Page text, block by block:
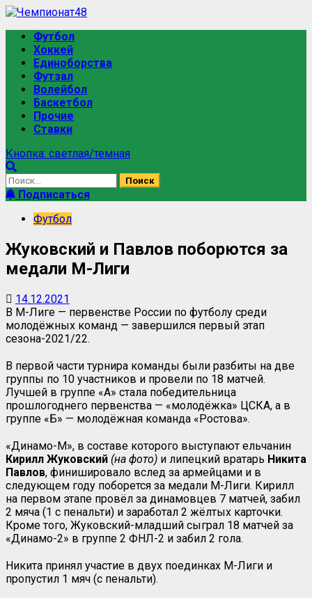
Футбол
Хоккей
Единоборства
Футзал
Волейбол
Баскетбол
Прочие
Ставки
Кнопка: светлая/темная
Подписаться
Футбол
Жуковский и Павлов поборются за
медали М-Лиги
14.12.2021
В М-Лиге — первенстве России по футболу среди
молодёжных команд — завершился первый этап
сезона-2021/22.
В первой части турнира команды были разбиты на две
группы по 10 участников и провели по 18 матчей.
Лучшей в группе «А» стала победительница
прошлогоднего первенства — «молодёжка» ЦСКА, а в
группе «Б» — молодёжная команда «Ростова».
«Динамо-М», в составе которого выступают ельчанин
Кирилл Жуковский (на фото) и липецкий вратарь Никита
Павлов, финишировало вслед за армейцами и в
следующем году поборется за медали М-Лиги. Кирилл
на первом этапе провёл за динамовцев 7 матчей, забил
2 мяча (1 с пенальти) и заработал 2 жёлтых карточки.
Кроме того, Жуковский-младший сыграл 18 матчей за
«Динамо-2» в группе 2 ФНЛ-2 и забил 2 гола.
Никита принял участие в двух поединках М-Лиги и
пропустил 1 мяч (с пенальти).